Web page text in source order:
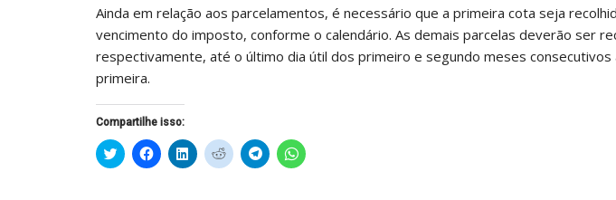
Ainda em relação aos parcelamentos, é necessário que a primeira cota seja
vencimento do imposto, conforme o calendário. As demais parcelas deverão ser
respectivamente, até o último dia útil dos primeiro e segundo meses consecutivos
primeira.
Compartilhe isso:
Clique
para
Clique
para
Clique
para
Clique
para
Clique
para
Clique
para